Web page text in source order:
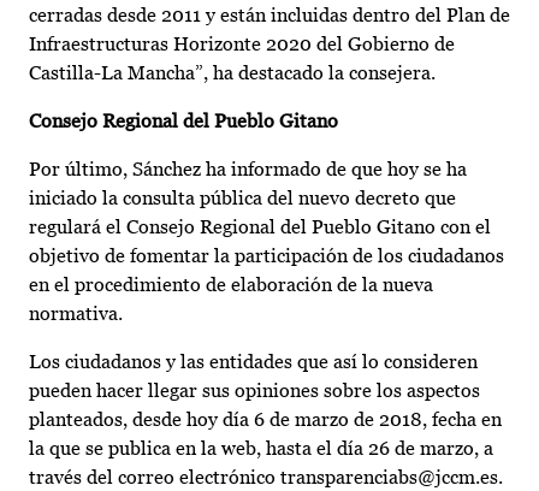
cerradas desde 2011 y están incluidas dentro del Plan de
Infraestructuras Horizonte 2020 del Gobierno de
Castilla-La Mancha”, ha destacado la consejera.
Consejo Regional del Pueblo Gitano
Por último, Sánchez ha informado de que hoy se ha
iniciado la consulta pública del nuevo decreto que
regulará el Consejo Regional del Pueblo Gitano con el
objetivo de fomentar la participación de los ciudadanos
en el procedimiento de elaboración de la nueva
normativa.
Los ciudadanos y las entidades que así lo consideren
pueden hacer llegar sus opiniones sobre los aspectos
planteados, desde hoy día 6 de marzo de 2018, fecha en
la que se publica en la web, hasta el día 26 de marzo, a
través del correo electrónico transparenciabs@jccm.es.